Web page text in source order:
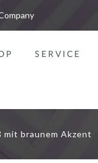
SERVICE
mit braunem Akzent